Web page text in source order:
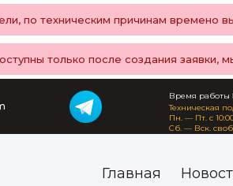
по техническим причинам времено
только после создания
Время работы
Техническая
Пн. — Пт. с
Сб. — Вск.
Главная